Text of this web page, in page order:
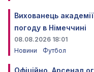
Вихованець
погоду в Німеччині
08.08.2026 18:01
Новини
Футбол
Офіційно. Арсенал